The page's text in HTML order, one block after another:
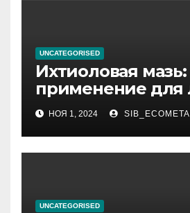
UNCATEGORISED
Ихтиоловая мазь:
применение для
фурункулов
НОЯ 1, 2024
UNCATEGORISED